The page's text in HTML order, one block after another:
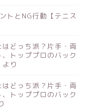
トとNG行動【テニス
はどっち派？片手・両
トッププロのバック
より
はどっち派？片手・両
トッププロのバック